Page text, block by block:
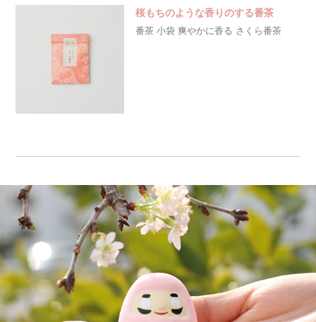
桜もちのような香りのする番茶
番茶 小袋 爽やかに香る さくら番茶